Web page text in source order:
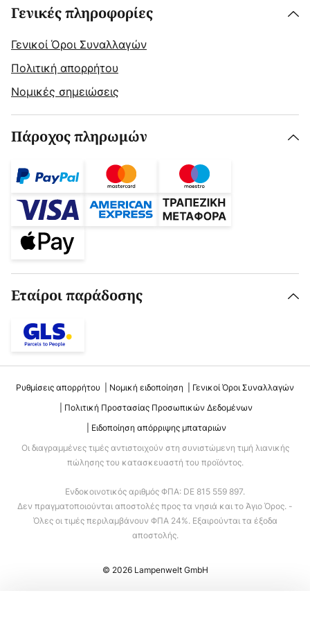
Γενικές πληροφορίες
Γενικοί Όροι Συναλλαγών
Πολιτική απορρήτου
Νομικές σημειώσεις
Πάροχος πληρωμών
Εταίροι παράδοσης
Ρυθμίσεις απορρήτου Νομική ειδοποίηση
Γενικοί Όροι Συναλλαγών
Πολιτική Προστασίας Προσωπικών Δεδομένων
Ειδοποίηση απόρριψης μπαταριών
Οι διαγραμμένες τιμές αντιστοιχούν στη συνιστώμενη τιμή λιανικής
πώλησης του κατασκευαστή του προϊόντος.
Ενδοκοινοτικός αριθμός ΦΠΑ: DE 815 559 897.
Δεν πραγματοποιούνται αποστολές προς τα νησιά και το Άγιο Όρος. -
Όλες οι τιμές περιλαμβάνουν ΦΠΑ 24%. Εξαιρούνται τα έξοδα
αποστολής.
© 2026 Lampenwelt GmbH